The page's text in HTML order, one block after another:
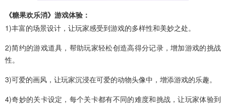
《糖果欢乐消》游戏体验：
1)丰富的场景设计，让玩家感受到游戏的多样性和美妙之处。
2)简约的游戏道具，帮助玩家轻松创造高得分记录，增加游戏的挑战
性。
3)可爱的画风，让玩家沉浸在可爱的动物头像中，增添游戏的乐趣。
4)奇妙的关卡设定，每个关卡都有不同的难度和挑战，让玩家体验到